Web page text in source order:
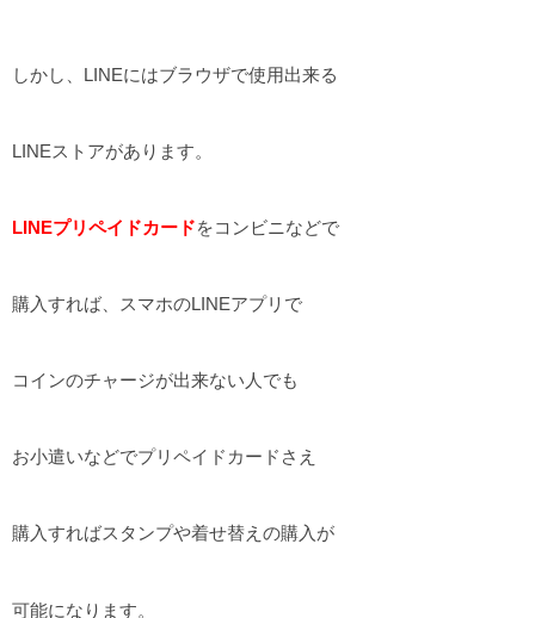
しかし、LINEにはブラウザで使用出来る
LINEストアがあります。
LINEプリペイドカードをコンビニなどで
購入すれば、スマホのLINEアプリで
コインのチャージが出来ない人でも
お小遣いなどでプリペイドカードさえ
購入すればスタンプや着せ替えの購入が
可能になります。